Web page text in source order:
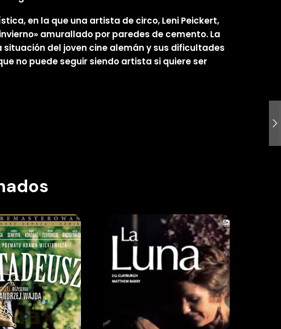
en la que una artista de circo, Leni Peickert,
amurallado por paredes de cemento. La
del joven cine alemán y sus dificultades
no puede seguir siendo artista si quiere ser